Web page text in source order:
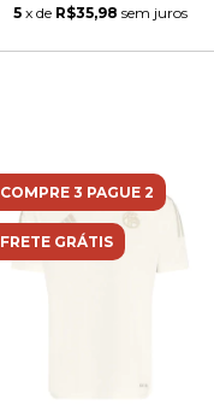
5 x de R$35,98 sem juros
COMPRE 3 PAGUE 2
FRETE GRÁTIS